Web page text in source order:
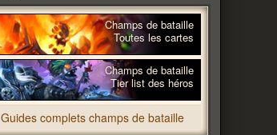
Champs de bataille
Toutes les cartes
Champs de bataille
Tier list des héros
Guides complets champs de bataille